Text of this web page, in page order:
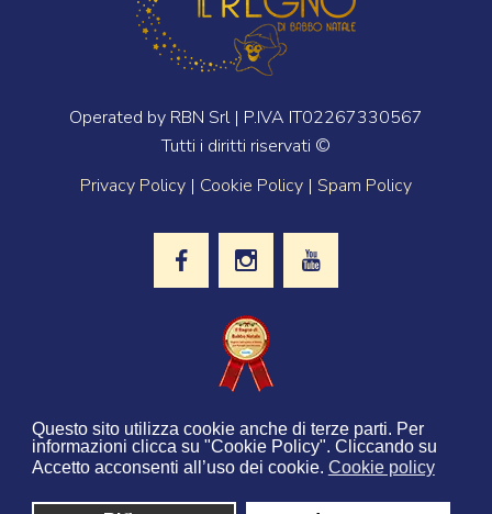
Questo sito utilizza cookie anche di terze parti. Per
informazioni clicca su "Cookie Policy". Cliccando su
Accetto acconsenti all’uso dei cookie. Cookie policy
Operated by RBN Srl | P.IVA IT02267330567
Tutti i diritti riservati ©
Privacy Policy | Cookie Policy | Spam Policy
La casa editrice internazionaleTwinkl
ha selezionato il Regno di Babbo Natale
come migliore attrazione per lefamiglie con bambini